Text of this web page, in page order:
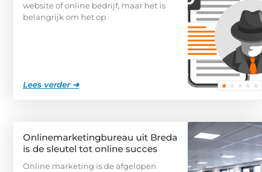
website of online bedrijf, maar het is
belangrijk om het op
Lees verder ➜
Onlinemarketingbureau uit Breda
is de sleutel tot online succes
Online marketing is de afgelopen